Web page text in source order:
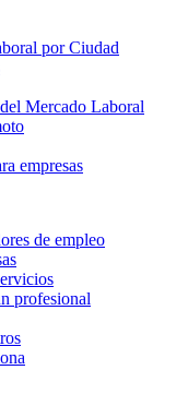
por Ciudad
Mercado Laboral
empresas
de empleo
profesional